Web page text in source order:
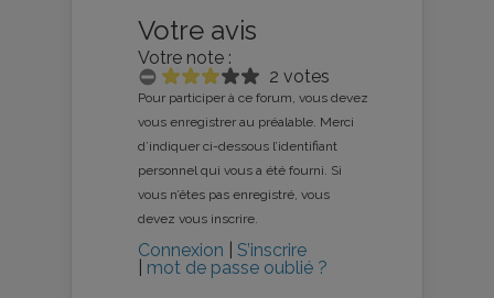
Votre avis
Votre note :
2 votes
Pour participer à ce forum, vous devez
vous enregistrer au préalable. Merci
d’indiquer ci-dessous l’identifiant
personnel qui vous a été fourni. Si
vous n’êtes pas enregistré, vous
devez vous inscrire.
Connexion
S’inscrire
mot de passe oublié ?